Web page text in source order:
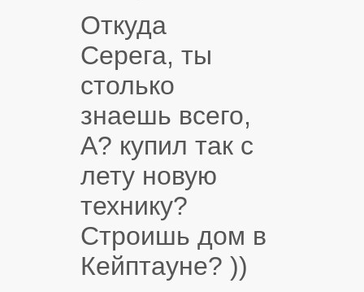
Откуда
Серега, ты
столько
знаешь всего,
А? купил так с
лету новую
технику?
Строишь дом в
Кейптауне? ))